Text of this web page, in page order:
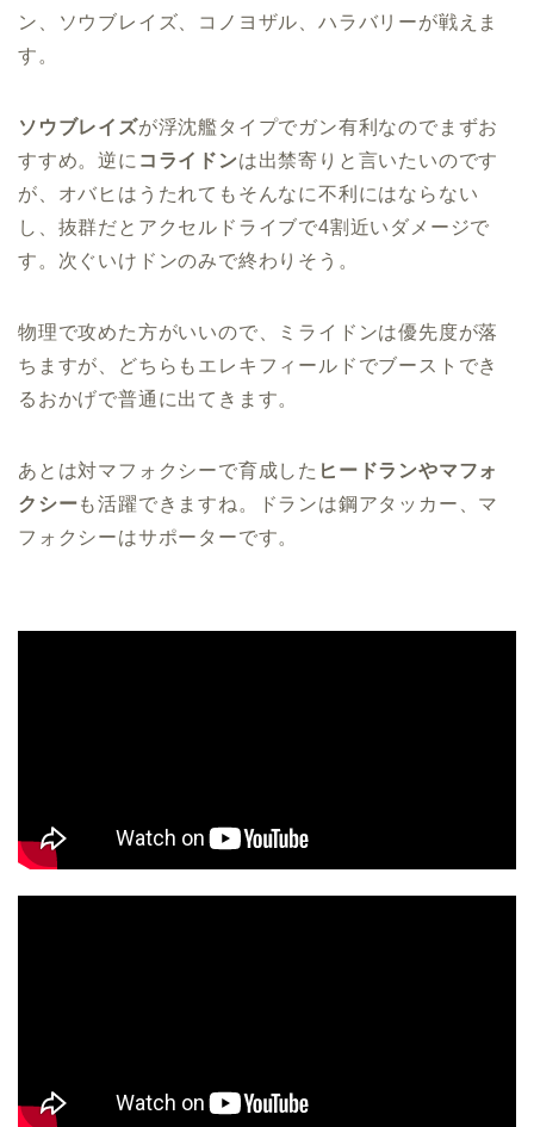
ン、ソウブレイズ、コノヨザル、ハラバリーが戦えま
す。
ソウブレイズが浮沈艦タイプでガン有利なのでまずお
すすめ。逆に コライドンは出禁寄りと言いたいのです
が、オバヒはうたれてもそんなに不利にはならない
し、抜群だとアクセルドライブで4割近いダメージで
す。次ぐいけドンのみで終わりそう。
物理で攻めた方がいいので、ミライドンは優先度が落
ちますが、どちらもエレキフィールドでブーストでき
るおかげで普通に出てきます。
あとは対マフォクシーで育成した ヒードランやマフォ
クシーも活躍できますね。ドランは鋼アタッカー、マ
フォクシーはサポーターです。